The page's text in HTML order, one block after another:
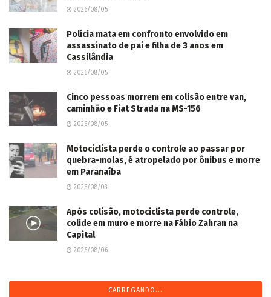
2026/08/05
Polícia mata em confronto envolvido em
assassinato de pai e filha de 3 anos em
Cassilândia
2026/08/05
Cinco pessoas morrem em colisão entre van,
caminhão e Fiat Strada na MS-156
2026/08/05
Motociclista perde o controle ao passar por
quebra-molas, é atropelado por ônibus e morre
em Paranaíba
2026/08/03
Após colisão, motociclista perde controle,
colide em muro e morre na Fábio Zahran na
Capital
2026/08/06
CARREGANDO...